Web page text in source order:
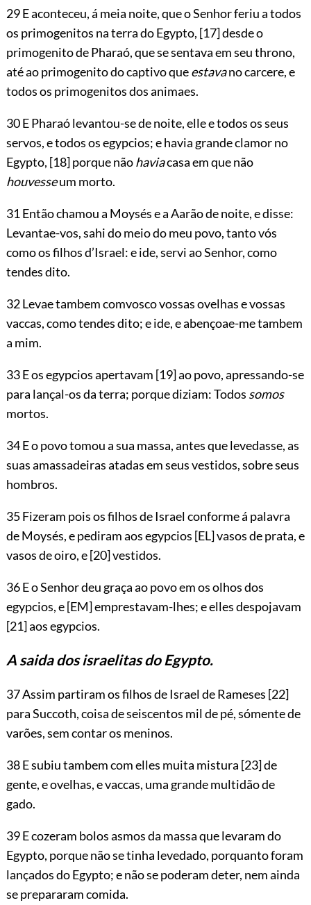
29 E aconteceu, á meia noite, que o Senhor feriu a todos
os primogenitos na terra do Egypto, [17]desde o
primogenito de Pharaó, que se sentava em seu throno,
até ao primogenito do captivo queestavano carcere, e
todos os primogenitos dos animaes.
30 E Pharaó levantou-se de noite, elle e todos os seus
servos, e todos os egypcios; e havia grande clamor no
Egypto, [18]porque nãohaviacasa em que não
houvesseum morto.
31 Então chamou a Moysés e a Aarão de noite, e disse:
Levantae-vos, sahi do meio do meu povo, tanto vós
como os filhos d’Israel: e ide, servi ao Senhor, como
tendes dito.
32 Levae tambem comvosco vossas ovelhas e vossas
vaccas, como tendes dito; e ide, e abençoae-me tambem
a mim.
33 E os egypcios apertavam [19]ao povo, apressando-se
para lançal-os da terra; porque diziam: Todos somos
mortos.
34 E o povo tomou a sua massa, antes que levedasse, as
suas amassadeiras atadas em seus vestidos, sobre seus
hombros.
35 Fizeram pois os filhos de Israel conforme á palavra
de Moysés, e pediramaos egypcios [EL]vasos de prata, e
vasos de oiro, e[20]vestidos.
36 E o Senhor deu graça ao povo em os olhos dos
egypcios, e[EM]emprestavam-lhes; e elles despojavam
[21]aos egypcios.
A saida dos israelitas do Egypto.
37 Assim partiram os filhos de Israel de Rameses [22]
para Succoth, coisa de seiscentos mil de pé, sómente de
varões, sem contar os meninos.
38 E subiu tambem com elles muita mistura [23]de
gente, e ovelhas, e vaccas, uma grande multidão de
gado.
39 E cozeram bolos asmos da massa que levaram do
Egypto, porque não se tinha levedado, porquanto foram
lançados do Egypto; e não se poderam deter, nem ainda
se prepararam comida.